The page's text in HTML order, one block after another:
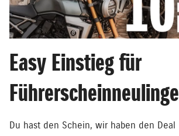
Easy Einstieg für
Führerscheinneulinge
Du hast den Schein, wir haben den Deal